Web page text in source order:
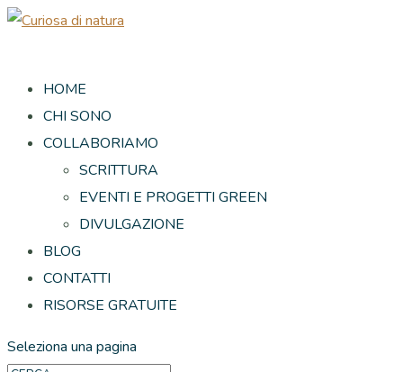
HOME
CHI SONO
COLLABORIAMO
SCRITTURA
EVENTI E PROGETTI GREEN
DIVULGAZIONE
BLOG
CONTATTI
RISORSE GRATUITE
Seleziona una pagina